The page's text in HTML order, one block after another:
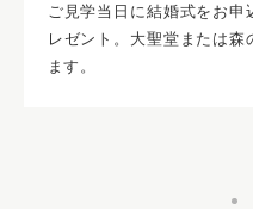
公式ホームページから
分のAmazonギフトカー
約いただくと、さらに